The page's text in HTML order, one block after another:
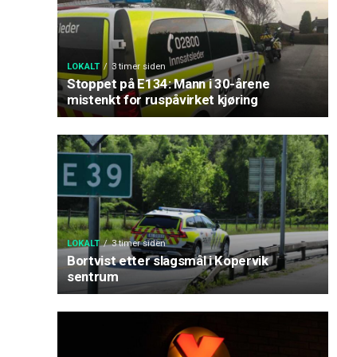
LOKALT 3 timer siden
Stoppet på E134: Mann i 30-årene
mistenkt for ruspåvirket kjøring
LOKALT 3 timer siden
Bortvist etter slagsmål i Kopervik
sentrum